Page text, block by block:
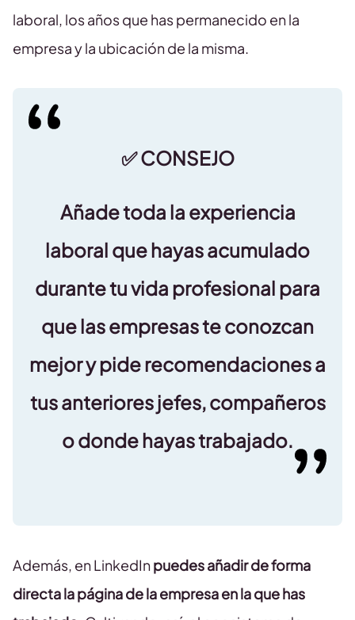
laboral, los años que has permanecido en la
empresa y la ubicación de la misma.
✅ CONSEJO
Añade toda la experiencia
laboral que hayas acumulado
durante tu vida profesional para
que las empresas te conozcan
mejor y pide recomendaciones a
tus anteriores jefes, compañeros
o donde hayas trabajado.
Además, en LinkedInpuedes añadir de forma
directa la página de la empresa en la que has